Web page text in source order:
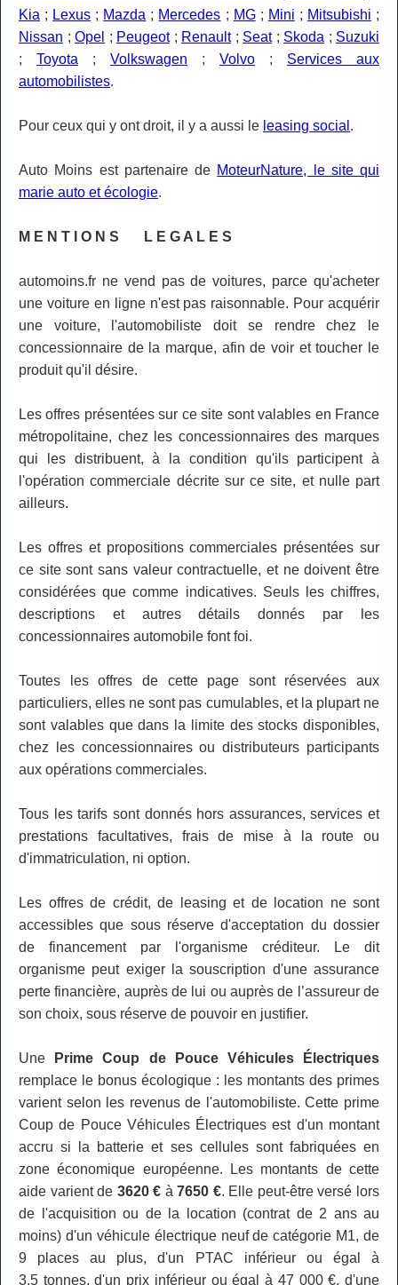
Kia ; Lexus ; Mazda ; Mercedes ; MG; Mini ; Mitsubishi ;
Nissan ; Opel ; Peugeot; Renault; Seat; Skoda ; Suzuki
; Toyota ; Volkswagen ; Volvo ; Services aux
automobilistes.
Pour ceux qui y ont droit, il y a aussi le leasing social .
Auto Moins est partenaire de MoteurNature, le site qui
marie auto et écologie.
M E N T I O N S L E G A L E S
automoins.fr ne vend pas de voitures, parce qu'acheter
une voiture en ligne n'est pas raisonnable. Pour acquérir
une voiture, l'automobiliste doit se rendre chez le
concessionnaire de la marque, afin de voir et toucher le
produit qu'il désire.
Les offres présentées sur ce site sont valables en France
métropolitaine, chez les concessionnaires des marques
qui les distribuent, à la condition qu'ils participent à
l'opération commerciale décrite sur ce site, et nulle part
ailleurs.
Les offres et propositions commerciales présentées sur
ce site sont sans valeur contractuelle, et ne doivent être
considérées que comme indicatives. Seuls les chiffres,
descriptions et autres détails donnés par les
concessionnaires automobile font foi.
Toutes les offres de cette page sont réservées aux
particuliers, elles ne sont pas cumulables, et la plupart ne
sont valables que dans la limite des stocks disponibles,
chez les concessionnaires ou distributeurs participants
aux opérations commerciales.
Tous les tarifs sont donnés hors assurances, services et
prestations facultatives, frais de mise à la route ou
d'immatriculation, ni option.
Les offres de crédit, de leasing et de location ne sont
accessibles que sous réserve d'acceptation du dossier
de financement par l'organisme créditeur. Le dit
organisme peut exiger la souscription d'une assurance
perte financière, auprès de lui ou auprès de l’assureur de
son choix, sous réserve de pouvoir en justifier.
Une
Prime Coup de Pouce Véhicules Électriques
remplace le bonus écologique : les montants des primes
varient selon les revenus de l'automobiliste. Cette prime
Coup de Pouce Véhicules Électriques est d'un montant
accru si la batterie et ses cellules sont fabriquées en
zone économique européenne. Les montants de cette
aide varient de 3620 € à7650 €. Elle peut-être versé lors
de l'acquisition ou de la location (contrat de 2 ans au
moins) d'un véhicule électrique neuf de catégorie M1, de
9 places au plus, d'un PTAC inférieur ou égal à
3,5 tonnes, d'un prix inférieur ou égal à 47 000 €, d'une